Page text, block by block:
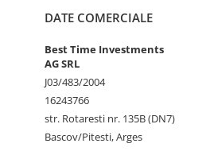
DATE COMERCIALE
Best Time Investments
AG SRL
J03/483/2004
16243766
str. Rotaresti nr. 135B (DN7)
Bascov/Pitesti, Arges